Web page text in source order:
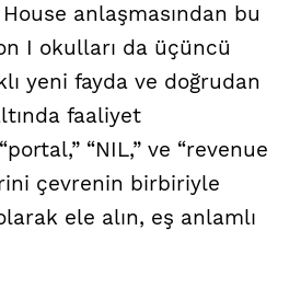
anlaşmasından bu
I okulları da üçüncü
yeni fayda ve doğrudan
faaliyet
“NIL,” ve “revenue
çevrenin birbiriyle
ele alın, eş anlamlı